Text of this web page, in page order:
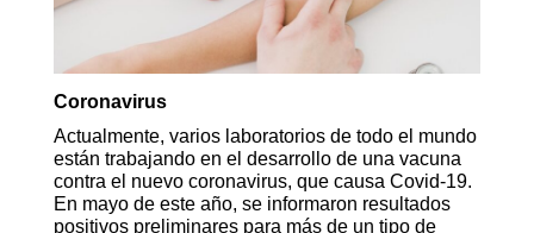
Coronavirus
Actualmente, varios laboratorios de todo el mundo
están trabajando en el desarrollo de una vacuna
contra el nuevo coronavirus, que causa Covid-19.
En mayo de este año, se informaron resultados
positivos preliminares para más de un tipo de